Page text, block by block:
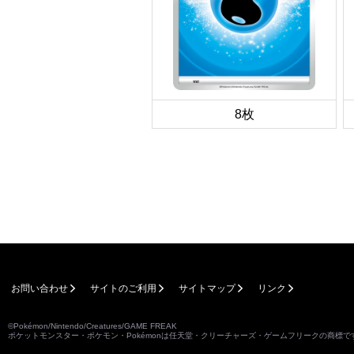
8枚
お問い合わせ サイトのご利用 サイトマップ リンク
©Pokémon/Nintendo/Creatures/GAME FREAK
ポケットモンスター・ポケモン・Pokémonは任天堂・クリーチャーズ・ゲームフリークの商標で